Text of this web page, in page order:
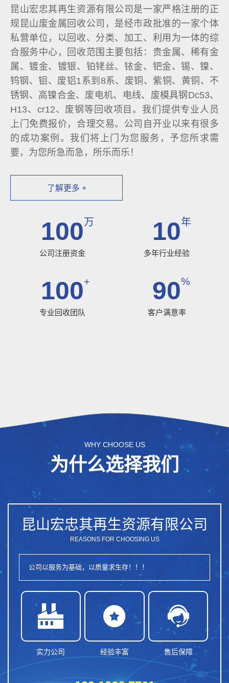
昆山宏忠其再生资源有限公司是一家严格注册的正
规昆山废金属回收公司，是经市政批准的一家个体
私营单位，以回收、分类、加工、利用为一体的综
合服务中心，回收范围主要包括：贵金属、稀有金
属、镀金、镀银、铂铑丝、铱金、钯金、锡、镍、
钨钢、钼、废铝1系到8系、废铜、紫铜、黄铜、不
锈钢、高镍合金、废电机、电线、废模具钢Dc53、
H13、cr12、废钢等回收项目。我们提供专业人员
上门免费报价，合理交易。公司自开业以来有很多
的成功案例。我们将上门为您服务，予您所求需
要，为您所急而急，所乐而乐！
了解更多 +
100万
公司注册资金
10年
多年行业经验
100+
专业回收团队
90%
客户满意率
WHY CHOOSE US
为什么选择我们
昆山宏忠其再生资源有限公司
REASONS FOR CHOOSING US
公司以服务为基础，以质量求生存！！！

实力公司

经验丰富

售后保障